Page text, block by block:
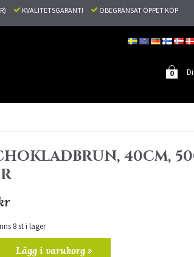
KVALITETSGARANTI OBEGRÄNSAT ÖPPET KÖP
0
40CM,
8 st i lager
Lägg i varukorg »